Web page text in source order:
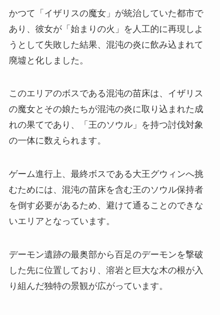
かつて「イザリスの魔女」が統治していた都市で
あり、彼女が「始まりの火」を人工的に再現しよ
うとして失敗した結果、混沌の炎に飲み込まれて
廃墟と化しました。
このエリアのボスである混沌の苗床は、イザリス
の魔女とその娘たちが混沌の炎に取り込まれた成
れの果てであり、「王のソウル」を持つ討伐対象
の一体に数えられます。
ゲーム進行上、最終ボスである大王グウィンへ挑
むためには、混沌の苗床を含む王のソウル保持者
を倒す必要があるため、避けて通ることのできな
いエリアとなっています。
デーモン遺跡の最奥部から百足のデーモンを撃破
した先に位置しており、溶岩と巨大な木の根が入
り組んだ独特の景観が広がっています。